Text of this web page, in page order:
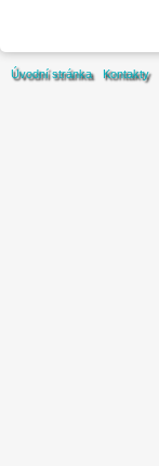
Úvodní stránka Kontakty